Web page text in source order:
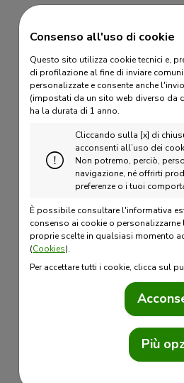
Attiva un piano
accumulo
Fonditalia
Se attivi unnuovo piano di
Fonditaliapotrai beneficiare
vantaggi
:
polizza gratuita inclusa,
completare il piano e
obiettivi in caso di eventi
morte da infortunio,
da malattia, invalidità
azzeramento delle spese
e sulle singole rate in
attivazione entro il
Consenso all'uso di cookie
Questo sito utilizza cookie tecnici e,
di profilazione al fine di inviare
personalizzate e consente anche
(impostati da un sito web diverso da
ha la durata di 1 anno.
Cliccando sulla [x] di
acconsenti all’uso dei
Non potremo, perciò,
navigazione, né offrirti
preferenze o i tuoi
È possibile consultare l'informativa
consenso ai cookie o
proprie scelte in qualsiasi momento
(Cookies).
Per accettare tutti i cookie, clicca sul
Più